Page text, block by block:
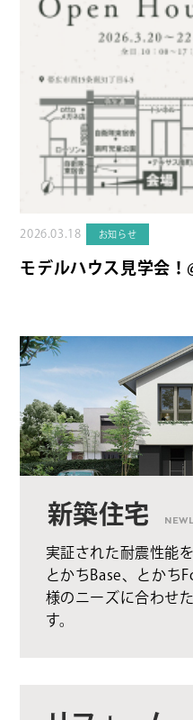
2026.03.18 お知らせ
モデルハウス見学会！
新築住宅
実証された耐震性能
とかちBase、とかち
様のニーズに合わせ
す。